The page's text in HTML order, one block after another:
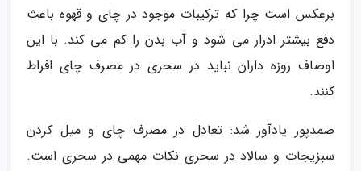
برعکس است چرا که ترکیبات موجود در چای و قهوه باعث
دفع بیشتر ادرار می شود و آب بدن را کم می کند. با این
اوصاف روزه داران نباید در سحری در مصرف چای افراط
کنند.
صمدپور یادآور شد: تعادل در مصرف چای و میل کردن
سبزیجات و سالاد در سحری نکات مهمی در سحری است.